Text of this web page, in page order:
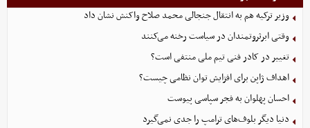
وزیر ترکیه هم به انتقال جنجالی محمد صلاح واکنش نشان داد
وقتی ابرثروتمندان در سیاست رخنه می‌کنند
تغییر در کادر فنی تیم ملی منتفی است؟
اهداف ژاپن برای افزایش توان نظامی چیست؟
احسان پهلوان به فجر سپاسی پیوست
دنیا دیگر بلوف‌های ترامپ را جدی نمی‌گیرد